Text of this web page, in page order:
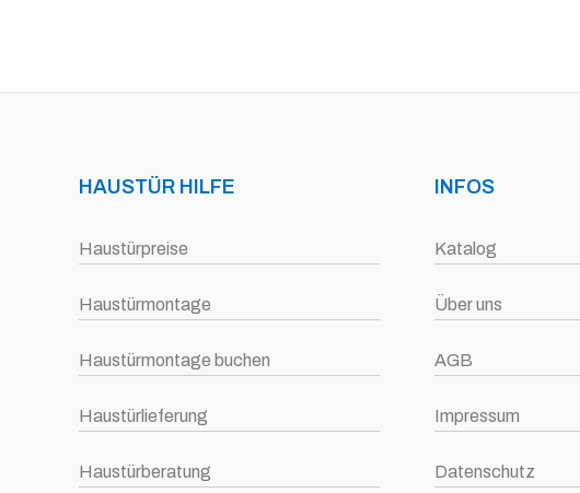
HAUSTÜR HILFE
Haustürpreise
Haustürmontage
Haustürmontage buchen
Haustürlieferung
Haustürberatung
INFOS
Katalog
Über uns
AGB
Impressum
Datenschutz